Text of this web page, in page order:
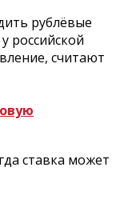
рублёвые
российской
считают
ставка может